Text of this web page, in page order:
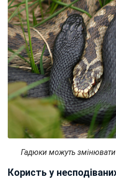
Гадюки можуть змінювати
Користь у